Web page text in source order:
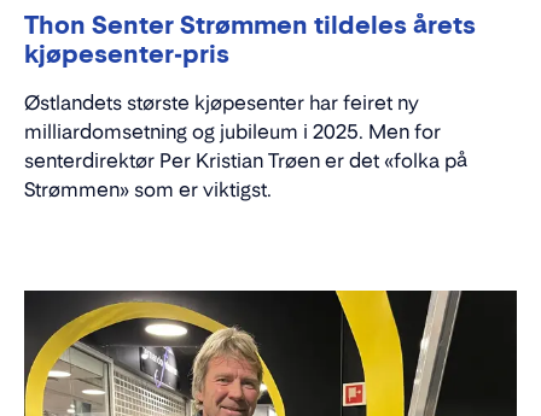
Thon Senter Strømmen tildeles årets
kjøpesenter-pris
Østlandets største kjøpesenter har feiret ny
milliardomsetning og jubileum i 2025. Men for
senterdirektør Per Kristian Trøen er det «folka på
Strømmen» som er viktigst.